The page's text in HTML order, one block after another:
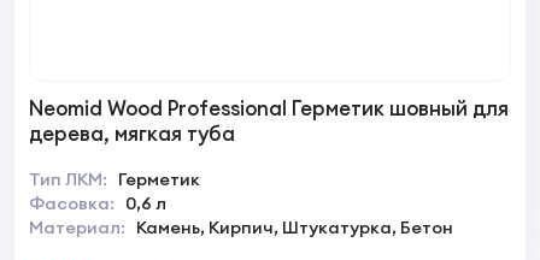
Neomid Wood Professional Герметик шовный для
дерева, мягкая туба
Тип ЛКМ:
Герметик
Фасовка:
0,6 л
Материал:
Камень, Кирпич, Штукатурка, Бетон